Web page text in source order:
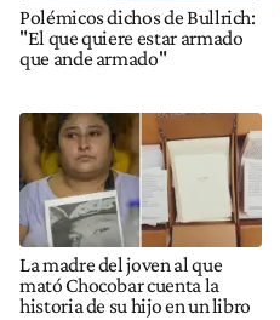
Polémicos dichos de Bullrich:
"El que quiere estar armado
que ande armado"
La madre del joven al que
mató Chocobar cuenta la
historia de su hijo en un libro